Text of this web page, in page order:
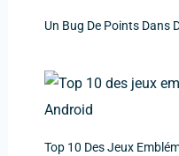
Un Bug De Points Dans
Top 10 Des Jeux